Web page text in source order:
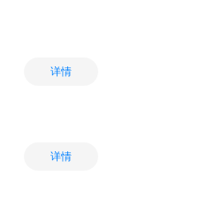
详情
详情